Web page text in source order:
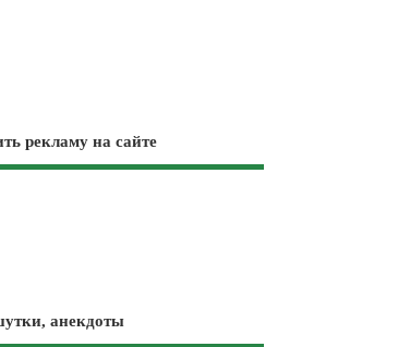
рекламу на сайте
анекдоты